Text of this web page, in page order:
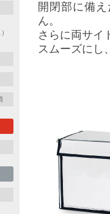
開閉部に備
ん。
さらに両サイ
スムーズにし